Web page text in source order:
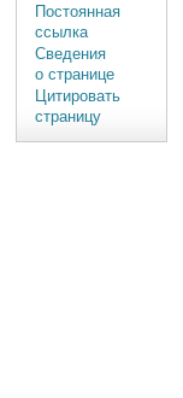
Постоянная
ссылка
Сведения
о странице
Цитировать
страницу